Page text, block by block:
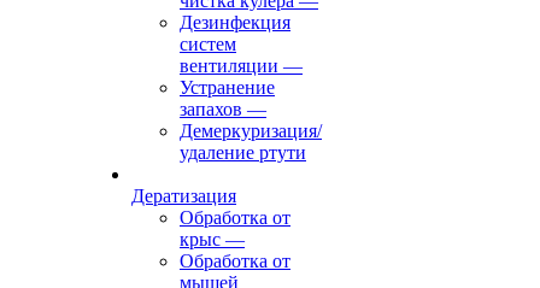
Дезинфекция
систем
вентиляции —
Устранение
запахов —
Демеркуризация/
удаление ртути
Дератизация
Обработка от
крыс —
Обработка от
мышей